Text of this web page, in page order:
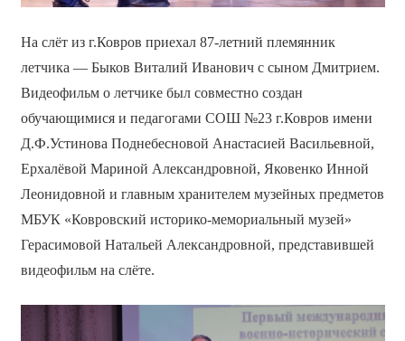
На слёт из г.Ковров приехал 87-летний племянник
летчика — Быков Виталий Иванович с сыном Дмитрием.
Видеофильм о летчике был совместно создан
обучающимися и педагогами СОШ №23 г.Ковров имени
Д.Ф.Устинова Поднебесновой Анастасией Васильевной,
Ерхалёвой Мариной Александровной, Яковенко Инной
Леонидовной и главным хранителем музейных предметов
МБУК «Ковровский историко-мемориальный музей»
Герасимовой Натальей Александровной, представившей
видеофильм на слёте.